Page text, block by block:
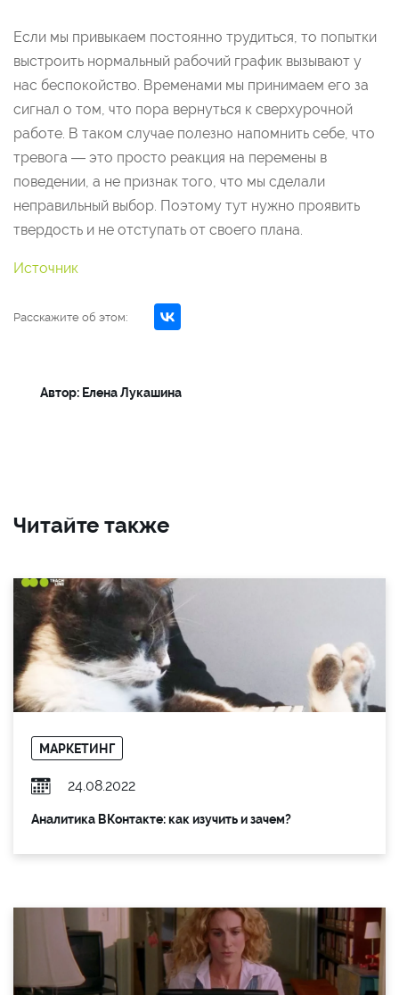
Если мы привыкаем постоянно трудиться, то попытки
выстроить нормальный рабочий график вызывают у
нас беспокойство. Временами мы принимаем его за
сигнал о том, что пора вернуться к сверхурочной
работе. В таком случае полезно напомнить себе, что
тревога — это просто реакция на перемены в
поведении, а не признак того, что мы сделали
неправильный выбор. Поэтому тут нужно проявить
твердость и не отступать от своего плана.
Источник
Расскажите об этом:
Автор: Елена Лукашина
Читайте также
МАРКЕТИНГ
24.08.2022
Аналитика ВКонтакте: как изучить и зачем?